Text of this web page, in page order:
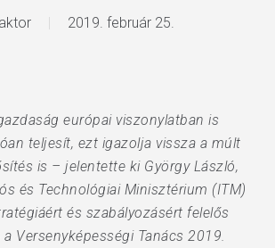
2019. február 25.
európai viszonylatban is
teljesít, ezt igazolja vissza a múlt
is – jelentette ki György László,
és Technológiai Minisztérium (ITM)
és szabályozásért felelős
Versenyképességi Tanács 2019.